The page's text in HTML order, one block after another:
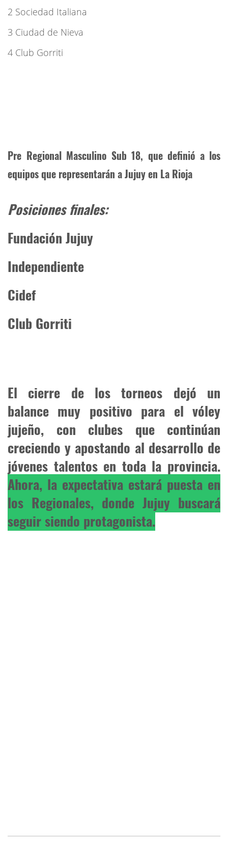
2 Sociedad Italiana
3 Ciudad de Nieva
4 Club Gorriti
Pre Regional Masculino Sub 18, que definió a los
equipos que representarán a Jujuy en La Rioja
Posiciones finales:
Fundación Jujuy
Independiente
Cidef
Club Gorriti
El cierre de los torneos dejó un
balance muy positivo para el vóley
jujeño, con clubes que continúan
creciendo y apostando al desarrollo de
jóvenes talentos en toda la provincia.
Ahora, la expectativa estará puesta en
los Regionales, donde Jujuy buscará
seguir siendo protagonista.